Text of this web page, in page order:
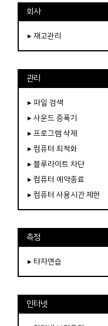
회사
▸ 재고관리
관리
▸ 파일 검색
▸ 사운드 증폭기
▸ 프로그램 삭제
▸ 컴퓨터 최적화
▸ 블루라이트 차단
▸ 컴퓨터 예약종료
▸ 컴퓨터 사용시간 제한
측정
▸ 타자연습
인터넷